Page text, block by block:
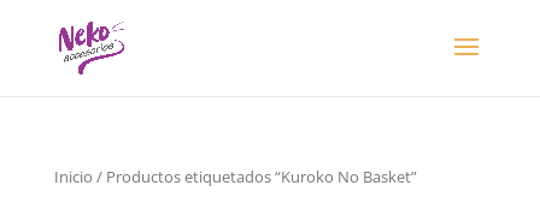
Inicio / Productos etiquetados “Kuroko No Basket”